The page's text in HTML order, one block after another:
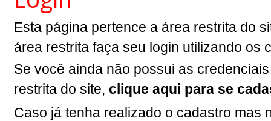
Esta página pertence a área restrita do
área restrita faça seu login utilizando os
Se você ainda não possui as
restrita do site, clique aqui para se
Caso já tenha realizado o cadastro mas